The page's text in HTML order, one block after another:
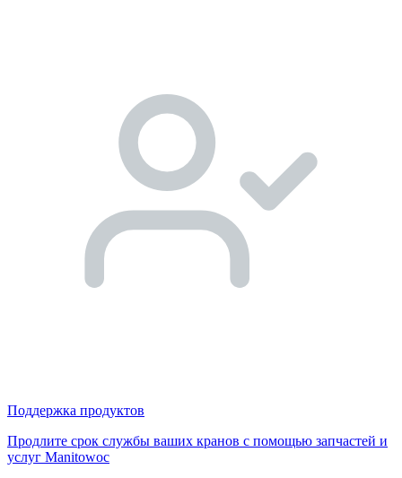
Поддержка продуктов
Продлите срок службы ваших кранов с помощью запчастей и
услуг Manitowoc